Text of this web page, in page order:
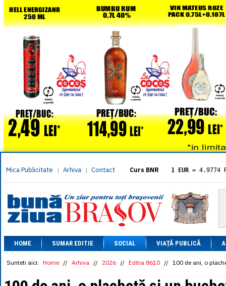
Mica Publicitate | Arhiva | Contact Curs BNR 1 EUR = 4.9774
= 5.8304
1 XAU= 464.4611
1 AED= 1.1933
1 AUD= 2.7957
1 BGN= 2.5449
1 CAD= 3.1559
1 CHF= 5.2813
1 CNY= 0.6015
1 DKK = 0.6668
HOME SUMAR EDITIE SOCIAL VIAȚĂ PUBLICĂ
Sunteti aici: Home // Arhiva // 2026 // Editia 8610 // 100 de ani, o